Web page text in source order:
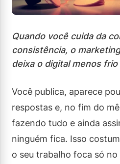
Quando você cuida da
consistência, o
deixa o digital menos
Você publica, aparece
respostas e, no fim do
fazendo tudo e ainda
ninguém fica. Isso
o seu trabalho foca só